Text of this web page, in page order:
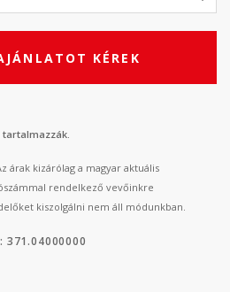
KÉREK
tartalmazzák.
árak kizárólag a magyar aktuális
rendelkező vevőinkre
kiszolgálni nem áll módunkban.
371.04000000